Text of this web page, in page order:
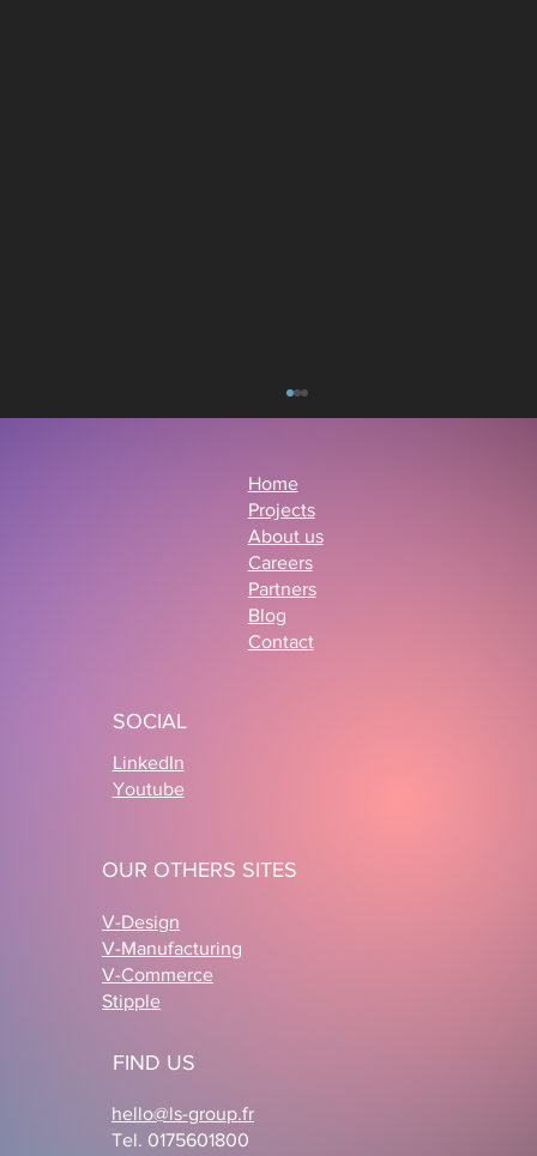
réinventent la personnalisation
produit
Home
Projects
About us
Careers
Partners
Blog
Contact
SOCIAL
LinkedIn
Youtube
OUR OTHERS SITES
V-Design
V-Manufacturing
V-Commerce
Stipple
FIND US
hello@ls-group.fr
Tel. 0175601800